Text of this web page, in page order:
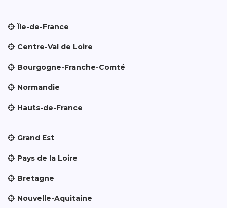
Île-de-France
Centre-Val de Loire
Bourgogne-Franche-Comté
Normandie
Hauts-de-France
Grand Est
Pays de la Loire
Bretagne
Nouvelle-Aquitaine